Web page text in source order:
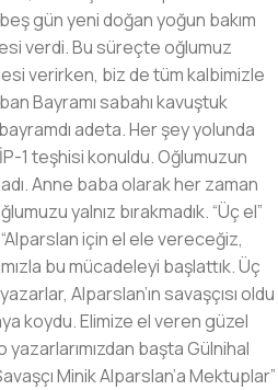
gün yeni doğan yoğun bakım
verdi. Bu süreçte oğlumuz
verirken, biz de tüm kalbimizle
Bayramı sabahı kavuştuk
adeta. Her şey yolunda
1 teşhisi konuldu. Oğlumuzun
Anne baba olarak her zaman
yalnız bırakmadık. “Üç el”
“Alparslan için el ele vereceğiz,
bu mücadeleyi başlattık. Üç
Alparslan’ın savaşçısı oldu
koydu. Elimize el veren güzel
başta Gülnihal
Minik Alparslan’a Mektuplar”